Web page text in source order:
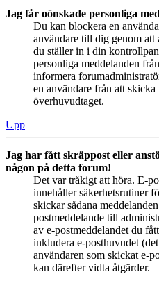
Jag får oönskade personliga
Du kan blockera en
användare till dig genom att
du ställer in i din
personliga meddelanden
informera
en användare från att
överhuvudtaget.
Upp
Jag har fått skräppost eller
någon på detta forum!
Det var tråkigt att höra. E-
innehåller säkerhetsrutiner
skickar sådana
postmeddelande till
av e-postmeddelandet du
inkludera e-posthuvudet
användaren som skickat e-
kan därefter vidta åtgärder.